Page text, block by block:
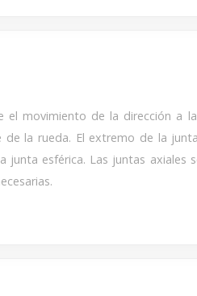
el movimiento de la dirección a
de la rueda. El extremo de la
junta esférica. Las juntas axiales